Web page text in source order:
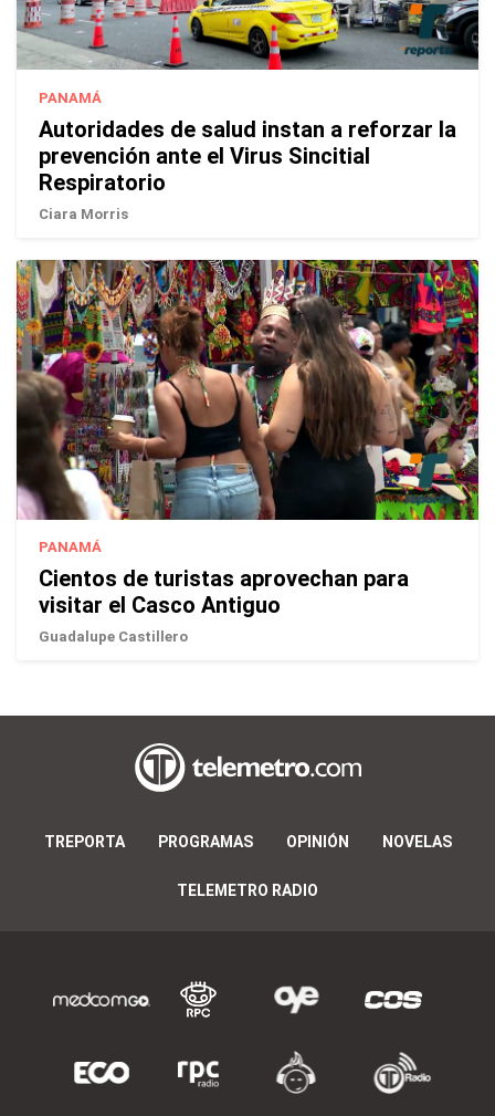
PANAMÁ
Autoridades de salud instan a reforzar la
prevención ante el Virus Sincitial
Respiratorio
Ciara Morris
PANAMÁ
Cientos de turistas aprovechan para
visitar el Casco Antiguo
Guadalupe Castillero
TREPORTA PROGRAMAS OPINIÓN NOVELAS
TELEMETRO RADIO